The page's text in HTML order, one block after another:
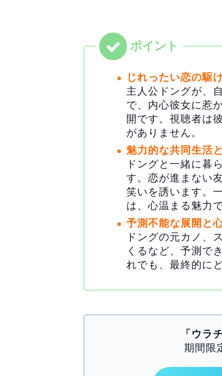
じれったい恋の駆
主人公ドングが、
で、内心彼女に惹
開です。視聴者は
がありません。
魅力的な共同生活
ドングと一緒に暮
す。恋が進まない
笑いを誘います。
は、心温まる魅力で
予測不能な展開と
ドングの元カノ、
くるなど、予測で
れでも、最終的に
「ウラ
期間限